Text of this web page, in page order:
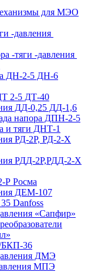
для МЭО
-давления
-тяги -давления
ДН-2-5 ДН-6
2-5 ДТ-40
ДД-0,25 ДД-1,6
напора ДПН-2-5
и тяги ДНТ-1
РД-2Р, РД-2-Х
РДД-2Р,РДД-2-Х
Р Росма
ДЕМ-107
Danfoss
«Сапфир»
БКП-36
ДМЭ
МПЭ